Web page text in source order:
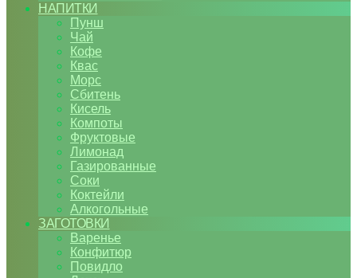
НАПИТКИ
Пунш
Чай
Кофе
Квас
Морс
Сбитень
Кисель
Компоты
Фруктовые
Лимонад
Газированные
Соки
Коктейли
Алкогольные
ЗАГОТОВКИ
Варенье
Конфитюр
Повидло